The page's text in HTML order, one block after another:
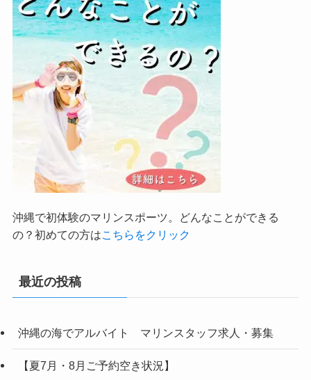
沖縄で初体験のマリンスポーツ。どんなことができる
の？初めての方はこちらをクリック
最近の投稿
沖縄の海でアルバイト マリンスタッフ求人・募集
【夏7月・8月ご予約空き状況】